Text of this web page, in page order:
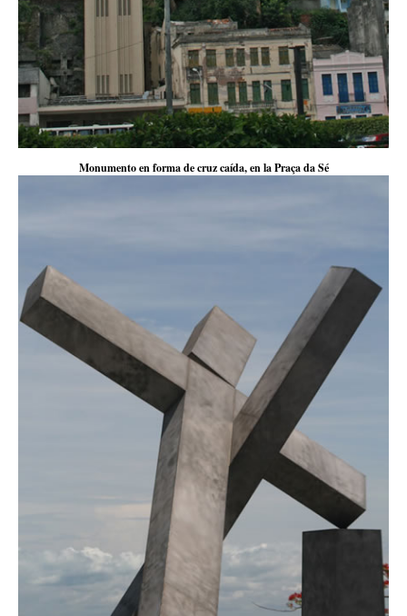
Monumento en forma de cruz caída, en la Praça da Sé